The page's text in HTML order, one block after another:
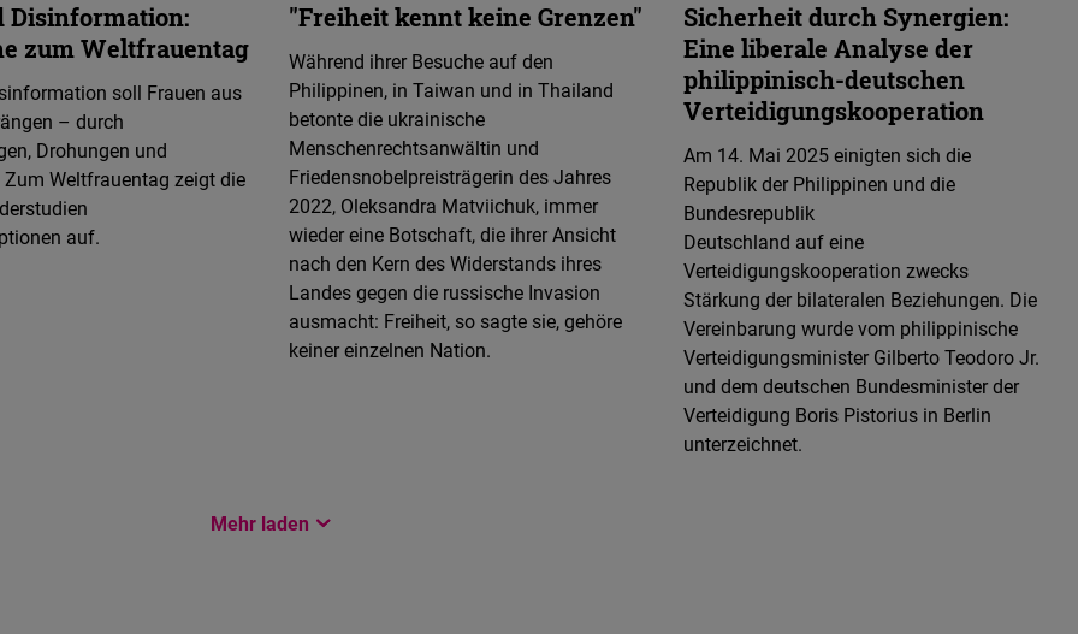
Disinformation:
zum Weltfrauentag
soll Frauen aus
– durch
Drohungen und
Weltfrauentag zeigt die
auf.
"Freiheit kennt keine Grenzen"
Während ihrer Besuche auf den
Philippinen, in Taiwan und in Thailand
betonte die ukrainische
Menschenrechtsanwältin und
Friedensnobelpreisträgerin des Jahres
2022, Oleksandra Matviichuk, immer
wieder eine Botschaft, die ihrer Ansicht
nach den Kern des Widerstands ihres
Landes gegen die russische Invasion
ausmacht: Freiheit, so sagte sie, gehöre
keiner einzelnen Nation.
Sicherheit durch Synergien:
Eine liberale Analyse der
philippinisch-deutschen
Verteidigungskooperation
Am 14. Mai 2025 einigten sich die
Republik der Philippinen und die
Bundesrepublik
Deutschland auf eine
Verteidigungskooperation zwecks
Stärkung der bilateralen Beziehungen. Die
Vereinbarung wurde vom philippinische
Verteidigungsminister Gilberto Teodoro Jr.
und dem deutschen Bundesminister der
Verteidigung Boris Pistorius in Berlin
unterzeichnet.
Mehr laden